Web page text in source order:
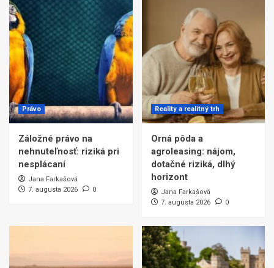
Právo
Záložné právo na
nehnuteľnosť: riziká pri
nesplácaní
Jana Farkašová
7. augusta 2026
0
Reality a realitný trh
Orná pôda a
agroleasing: nájom,
dotačné riziká, dlhý
horizont
Jana Farkašová
7. augusta 2026
0